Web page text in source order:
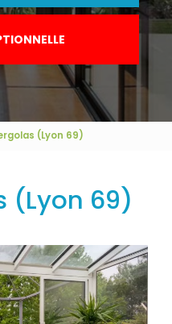
(Lyon 69)
(Lyon 69)